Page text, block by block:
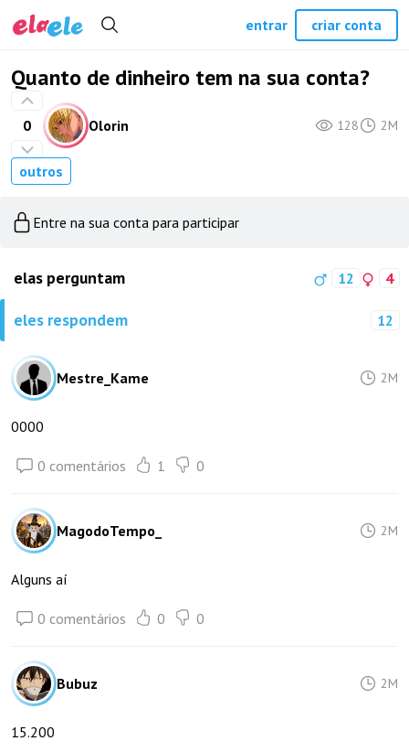
Quanto de dinheiro tem na sua conta?
0 Olorin 128 2M
outros
Entre na sua conta para participar
elas perguntam 12 4
eles respondem 12
Mestre_Kame 2M
0000
0 comentários 1 0
MagodoTempo_ 2M
Alguns aí
0 comentários 0 0
Bubuz 2M
15.200
entrar criar conta